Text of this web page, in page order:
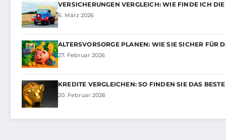
VERSICHERUNGEN VERGLEICH: WIE FINDE ICH
6. März 2026
ALTERSVORSORGE PLANEN: WIE SIE SICHER FÜR
27. Februar 2026
KREDITE VERGLEICHEN: SO FINDEN SIE DAS
20. Februar 2026